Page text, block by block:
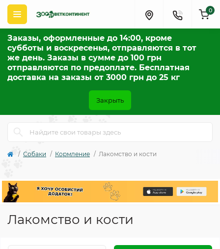
Заказы, оформленные до 14:00, кроме
субботы и воскресенья, отправляются в тот
же день. Заказы в сумме до 100 грн
отправляются по предоплате. Бесплатная
доставка на заказы от 3000 грн до 25 кг
Закрыть
0
Собаки Кормление Лакомство и кости
Лакомство и кости